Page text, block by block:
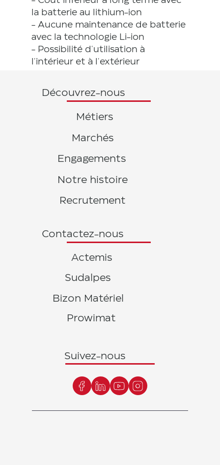
la batterie au lithium-ion
- Aucune maintenance de batterie
avec la technologie Li-ion
- Possibilité d'utilisation à
l'intérieur et à l'extérieur
Suivez-nous
Prowimat
Bizon Matériel
Sudalpes
Actemis
Contactez-nous
Recrutement
Notre histoire
Engagements
Marchés
Métiers
Découvrez-nous